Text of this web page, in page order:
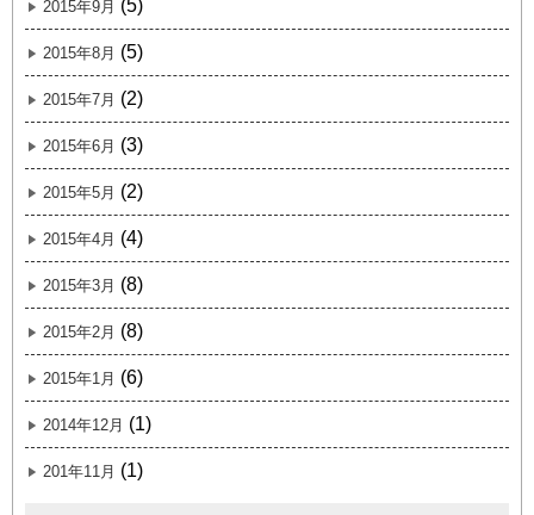
2015年9月 (5)
2015年8月 (5)
2015年7月 (2)
2015年6月 (3)
2015年5月 (2)
2015年4月 (4)
2015年3月 (8)
2015年2月 (8)
2015年1月 (6)
2014年12月 (1)
201年11月 (1)